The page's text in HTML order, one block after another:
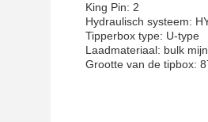
King Pin: 2
Hydraulisch systeem:
Tipperbox type: U-type
Laadmateriaal: bulk
Grootte van de tipbox: